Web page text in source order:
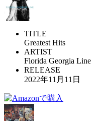
TITLE
Greatest Hits
ARTIST
Florida Georgia Line
RELEASE
2022年11月11日